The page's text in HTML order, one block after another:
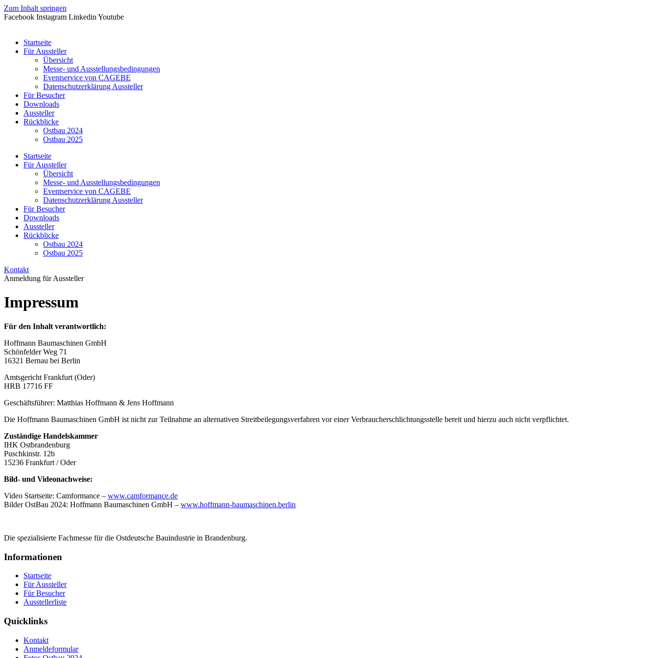
Zum Inhalt springen
Facebook Instagram Linkedin Youtube
Startseite
Für Aussteller
Übersicht
Messe- und Ausstellungsbedingungen
Eventservice von CAGEBE
Datenschutzerklärung Aussteller
Für Besucher
Downloads
Aussteller
Rückblicke
Ostbau 2024
Ostbau 2025
Startseite
Für Aussteller
Übersicht
Messe- und Ausstellungsbedingungen
Eventservice von CAGEBE
Datenschutzerklärung Aussteller
Für Besucher
Downloads
Aussteller
Rückblicke
Ostbau 2024
Ostbau 2025
Kontakt
Anmeldung für Aussteller
Impressum
Für den Inhalt verantwortlich:
Hoffmann Baumaschinen GmbH
Schönfelder Weg 71
16321 Bernau bei Berlin
Amtsgericht Frankfurt (Oder)
HRB 17716 FF
Geschäftsführer: Matthias Hoffmann & Jens Hoffmann
Die Hoffmann Baumaschinen GmbH ist nicht zur Teilnahme an alternativen Streitbeilegungsverfahren vor einer Verbraucherschlichtungsstelle bereit und hierzu auch nicht verpflichtet.
Zuständige Handelskammer
IHK Ostbrandenburg
Puschkinstr. 12b
15236 Frankfurt / Oder
Bild- und Videonachweise:
Video Startseite: Camformance – www.camformance.de
Bilder OstBau 2024: Hoffmann Baumaschinen GmbH – www.hoffmann-baumaschinen.berlin
Die spezialisierte Fachmesse für die Ostdeutsche Bauindustrie in Brandenburg.
Informationen
Startseite
Für Aussteller
Für Besucher
Ausstellerliste
Quicklinks
Kontakt
Anmeldeformular